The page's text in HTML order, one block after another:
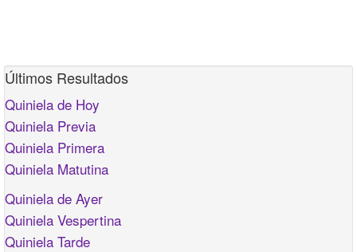
Últimos Resultados
Quiniela de Hoy
Quiniela Previa
Quiniela Primera
Quiniela Matutina
Quiniela de Ayer
Quiniela Vespertina
Quiniela Tarde